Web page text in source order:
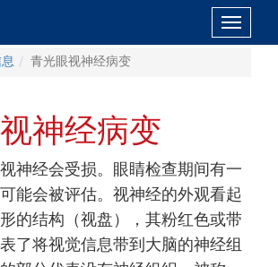
Toggle
青光眼视神经病变
神经病变
神经会受损。眼睛检查期间有一
能会被评估。视神经的外观看起
的结构（视盘），其粉红色或带
了将视觉信息带到大脑的神经组